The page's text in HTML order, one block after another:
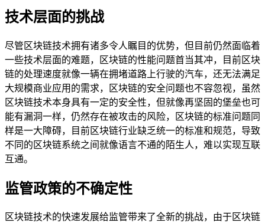
技术层面的挑战
尽管区块链技术拥有诸多令人瞩目的优势，但目前仍然面临着
一些技术层面的难题，区块链的性能问题首当其冲，目前区块
链的处理速度就像一辆在拥堵道路上行驶的汽车，还无法满足
大规模商业应用的需求，区块链的安全问题也不容忽视，虽然
区块链技术本身具有一定的安全性，但就像再坚固的堡垒也可
能有漏洞一样，仍然存在被攻击的风险，区块链的标准问题同
样是一大障碍，目前区块链行业缺乏统一的标准和规范，导致
不同的区块链系统之间就像语言不通的陌生人，难以实现互联
互通。
监管政策的不确定性
区块链技术的快速发展给监管带来了全新的挑战，由于区块链